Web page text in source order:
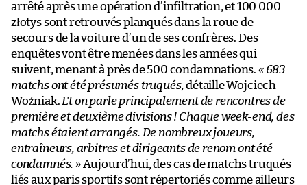
arrêté après une opération d’infiltration, et 100 000
złotys sont retrouvés planqués dans la roue de
secours de la voiture d’un de ses confrères. Des
enquêtes vont être menées dans les années qui
suivent, menant à près de 500 condamnations. « 683
matchs ont été présumés truqués, détaille Wojciech
Woźniak. Et on parle principalement de rencontres de
première et deuxième divisions ! Chaque week-end, des
matchs étaient arrangés. De nombreux joueurs,
entraîneurs, arbitres et dirigeants de renom ont été
condamnés. »Aujourd’hui, des cas de matchs truqués
liés aux paris sportifs sont répertoriés comme ailleurs